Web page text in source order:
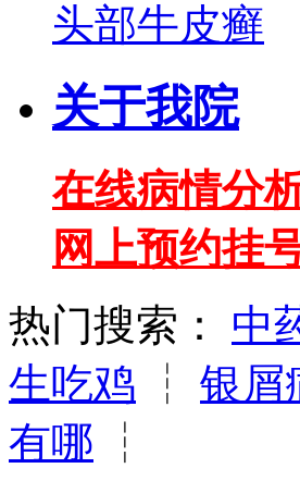
头部牛皮癣
关于我院
在线病情分
网上预约挂
热门搜索：
中
生吃鸡 ┆ 银屑
有哪 ┆